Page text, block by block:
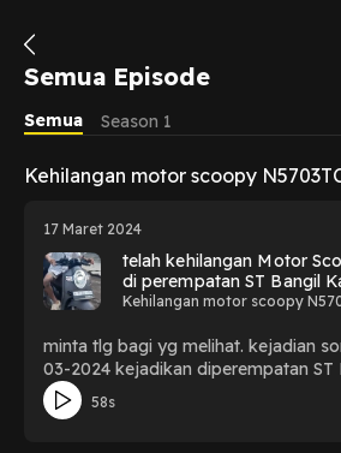
Semua Episode
Semua
Season 1
Kehilangan motor scoopy
17 Maret 2024
telah kehilangan Motor
di perempatan ST Bangil
Kehilangan motor scoopy
minta tlg bagi yg melihat. kejadian sore tadi
03-2024 kejadikan diperempatan
Vario Baru tanpa Plat, ciri ciri 2
hitam & putih mepet Scoopy dark
58s